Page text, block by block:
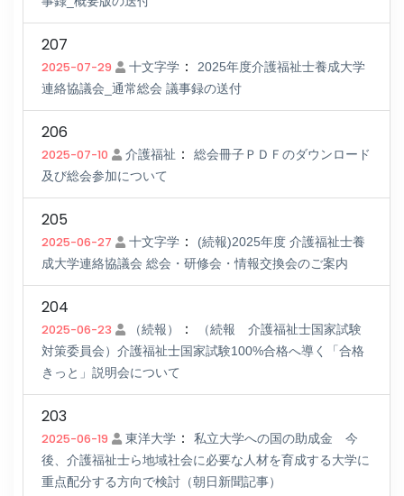
207
2025-07-29 十文字学 ：
2025年度介護福祉士養成大学
連絡協議会_通常総会 議事録の送付
206
2025-07-10 介護福祉 ：
総会冊子ＰＤＦのダウンロード
及び総会参加について
205
2025-06-27 十文字学 ：
(続報)2025年度 介護福祉士養
成大学連絡協議会 総会・研修会・情報交換会のご案内
204
2025-06-23 （続報） ：
（続報 介護福祉士国家試験
対策委員会）介護福祉士国家試験100%合格へ導く「合格
きっと」説明会について
203
2025-06-19 東洋大学 ：
私立大学への国の助成金 今
後、介護福祉士ら地域社会に必要な人材を育成する大学に
重点配分する方向で検討（朝日新聞記事）